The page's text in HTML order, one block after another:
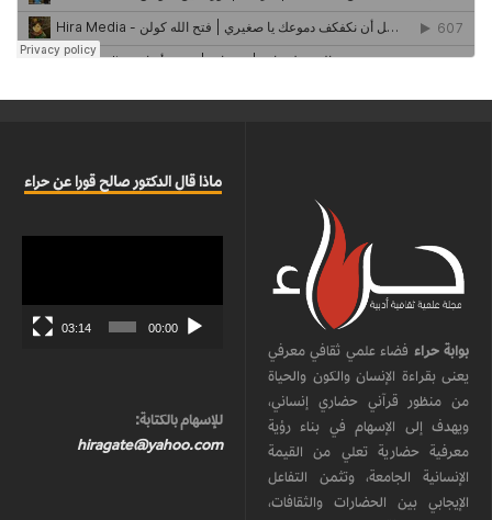
بوابة حراء فضاء علمي ثقافي معرفي
يعنى بقراءة الإنسان والكون والحياة
من منظور قرآني حضاري إنساني،
ويهدف إلى الإسهام في بناء رؤية
معرفية حضارية تعلي من القيمة
الإنسانية الجامعة، وتثمن التفاعل
الإيجابي بين الحضارات والثقافات،
ماذا قال الدكتور صالح قورا عن حراء
00:00
03:14
للإسهام بالكتابة:
hiragate@yahoo.com